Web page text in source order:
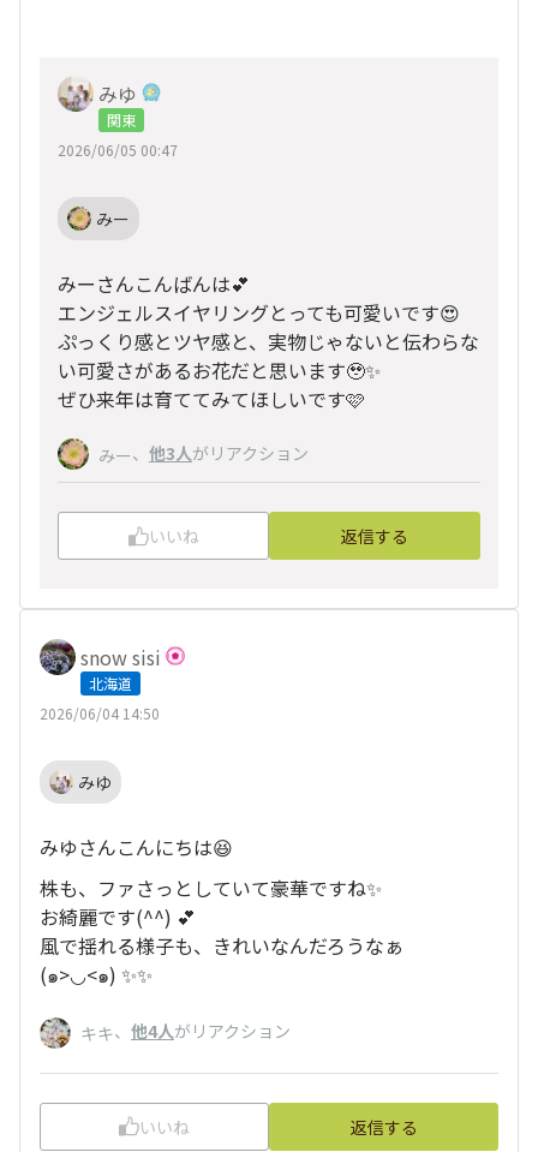
みゆ‪
関東
2026/06/05 00:47
みー
みーさんこんばんは💕
エンジェルスイヤリングとっても可愛いです😍
ぷっくり感とツヤ感と、実物じゃないと伝わらな
い可愛さがあるお花だと思います🥹✨
ぜひ来年は育ててみてほしいです🩷
みー、 他3人がリアクション
いいね 返信する
snow sisi
北海道
2026/06/04 14:50
みゆ‪
みゆさんこんにちは😆
株も、ファさっとしていて豪華ですね✨
お綺麗です(^^) 💕
風で揺れる様子も、きれいなんだろうなぁ
(๑>◡<๑) ✨✨
キキ、 他4人がリアクション
いいね 返信する